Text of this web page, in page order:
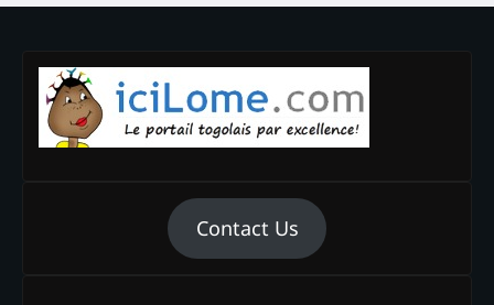
Contact Us